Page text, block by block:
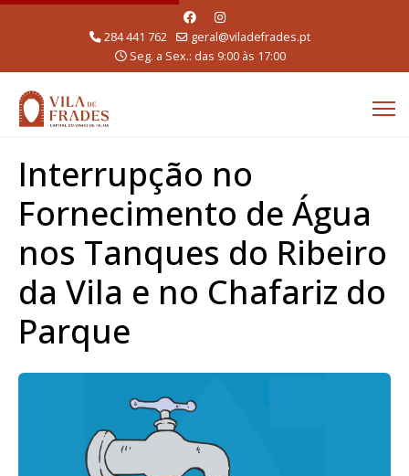
284 441 762
geral@viladefrades.pt
Seg. a Sex.: das 9:00 às 17:00
Interrupção no
Fornecimento de Água
nos Tanques do Ribeiro
da Vila e no Chafariz do
Parque